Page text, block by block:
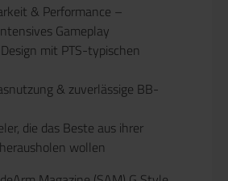
& Performance –
Gameplay
mit PTS-typischen
& zuverlässige BB-
die das Beste aus ihrer
wollen